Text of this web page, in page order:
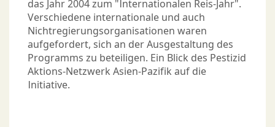
das Jahr 2004 zum "Internationalen Reis-Jahr".
Verschiedene internationale und auch
Nichtregierungsorganisationen waren
aufgefordert, sich an der Ausgestaltung des
Programms zu beteiligen. Ein Blick des Pestizid
Aktions-Netzwerk Asien-Pazifik auf die
Initiative.